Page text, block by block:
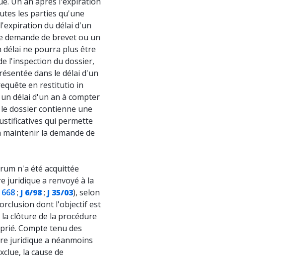
les parties qu'une
du délai d'un
de brevet ou un
délai ne pourra plus être
l'inspection du dossier,
dans le délai d'un
en restitutio in
délai d'un an à compter
dossier contienne une
qui permette
la demande de
n'a été acquittée
juridique a renvoyé à la
668; J 6/98; J 35/03), selon
dont l'objectif est
clôture de la procédure
Compte tenu des
juridique a néanmoins
la cause de